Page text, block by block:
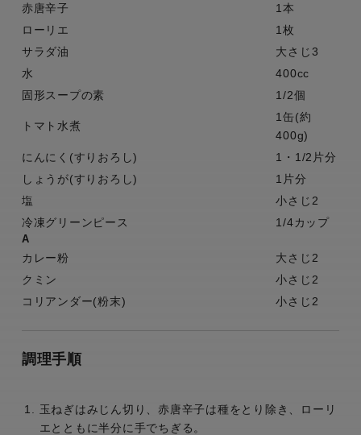
赤唐辛子
1本
ローリエ
1枚
サラダ油
大さじ3
水
400cc
固形スープの素
1/2個
トマト水煮
1缶(約
400g)
にんにく(すりおろし)
1・1/2片分
しょうが(すりおろし)
1片分
塩
小さじ2
冷凍グリーンピース
1/4カップ
A
カレー粉
大さじ2
クミン
小さじ2
コリアンダー(粉末)
小さじ2
調理手順
玉ねぎはみじん切り、赤唐辛子は種をとり除き、ローリ
エとともに半分に手でちぎる。